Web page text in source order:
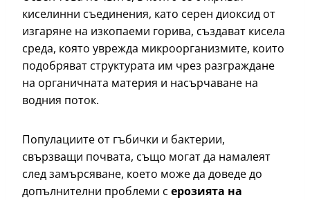
киселинни съединения, като серен диоксид от
изгаряне на изкопаеми горива, създават кисела
среда, която уврежда микроорганизмите, които
подобряват структурата им чрез разграждане
на органичната материя и насърчаване на
водния поток.
Популациите от гъбички и бактерии,
свързващи почвата, също могат да намалеят
след замърсяване, което може да доведе до
допълнителни проблеми с ерозията на